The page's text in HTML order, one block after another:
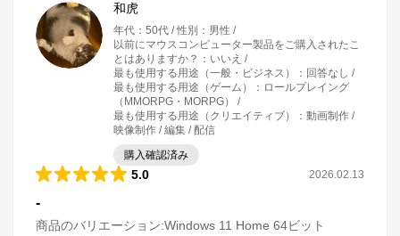
和虎
年代 ： 50代 性別 ： 男性
以前にマウスコンピューター製品をご購入されたこ
とはありますか？ ： いいえ
最も使用する用途（一般・ビジネス）
： 回答なし
最も使用する用途（ゲーム）
： ロールプレイング
（MMORPG・MORPG）
最も使用する用途（クリエイティブ）
： 動画制作 /
映像制作 / 編集 / 配信
購入確認済み
5.0 2026.02.13
-
商品のバリエーション:Windows 11 Home 64ビット